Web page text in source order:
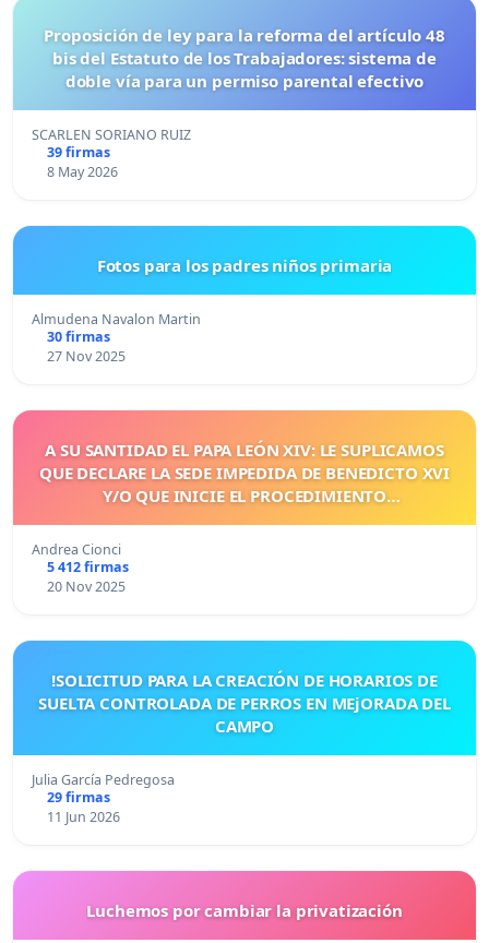
Proposición de ley para la reforma del artículo 48
bis del Estatuto de los Trabajadores: sistema de
doble vía para un permiso parental efectivo
SCARLEN SORIANO RUIZ
39 firmas
8 May 2026
Fotos para los padres niños primaria
Almudena Navalon Martin
30 firmas
27 Nov 2025
A SU SANTIDAD EL PAPA LEÓN XIV: LE SUPLICAMOS
QUE DECLARE LA SEDE IMPEDIDA DE BENEDICTO XVI
Y/O QUE INICIE EL PROCEDIMIENTO
Andrea Cionci
5 412 firmas
20 Nov 2025
!SOLICITUD PARA LA CREACIÓN DE HORARIOS DE
SUELTA CONTROLADA DE PERROS EN MEjORADA DEL
CAMPO
Julia García Pedregosa
29 firmas
11 Jun 2026
Luchemos por cambiar la privatización